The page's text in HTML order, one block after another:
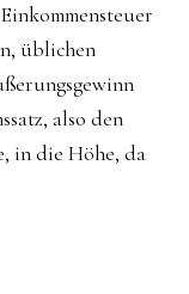
üblichen
also den
in die Höhe, da